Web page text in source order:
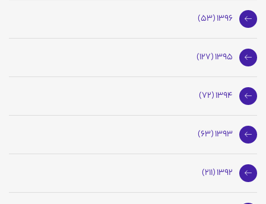
1396 (53)
1395 (127)
1394 (72)
1393 (63)
1392 (211)